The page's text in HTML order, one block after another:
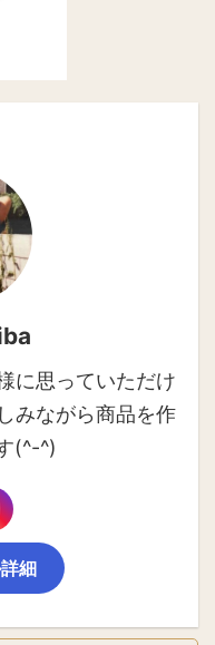
に思っていただけ
みながら商品を作
(^-^)
細